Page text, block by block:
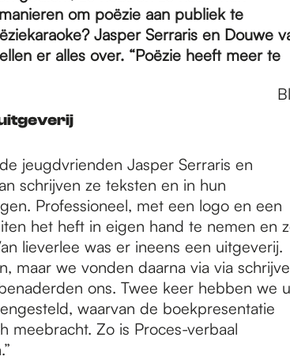
om poëzie aan publiek te
Jasper Serraris en Douwe
er alles over. “Poëzie heeft meer te
jeugdvrienden Jasper Serraris en
schrijven ze teksten en in hun
Professioneel, met een logo en een
het heft in eigen hand te nemen en
lieverlee was er ineens een uitgeverij.
maar we vonden daarna via via
ons. Twee keer hebben we
waarvan de boekpresentatie
meebracht. Zo is Proces-verbaal